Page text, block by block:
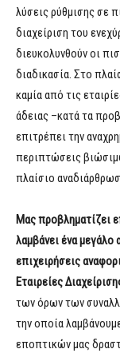
λύσεις ρύθμισης σε
διαχείριση του
διευκολυνθούν οι
διαδικασία. Στο
καμία από τις
άδειας –κατά τα
επιτρέπει την
περιπτώσεις
πλαίσιο
Μας προβληματίζει
λαμβάνει ένα μεγάλο
επιχειρήσεις
Εταιρείες
των όρων των
την οποία
εποπτικών μας